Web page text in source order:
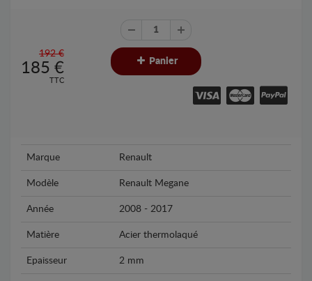
192 €
185 €
TTC
Panier
Marque Renault
Modèle Renault Megane
Année 2008 - 2017
Matière Acier thermolaqué
Epaisseur 2 mm